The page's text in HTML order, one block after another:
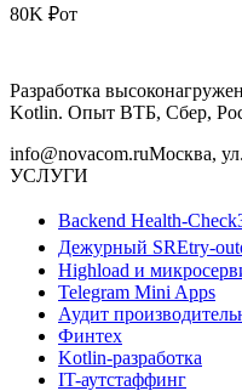
80K ₽от
Разработка
Kotlin. Опыт ВТБ, Сбер,
info@novacom.ruМосква,
УСЛУГИ
Backend Health-Check
Дежурный SREtry-out
Highload и
Telegram Mini Apps
Аудит
Финтех
Kotlin-разработка
IT-аутстаффинг